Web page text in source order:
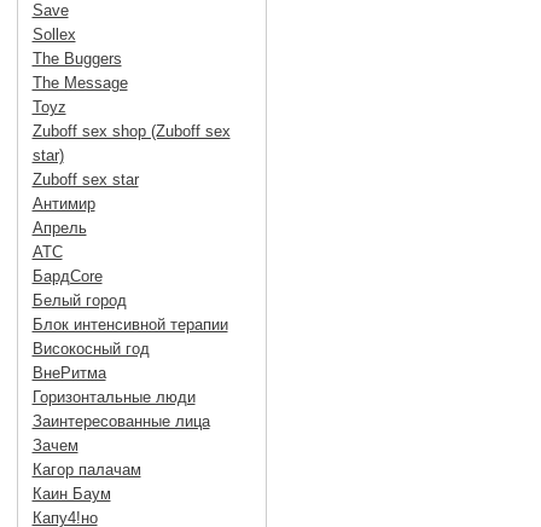
Save
Sollex
The Buggers
The Message
Toyz
Zuboff sex shop (Zuboff sex
star)
Zuboff sex star
Антимир
Апрель
АТС
БардCore
Белый город
Блок интенсивной терапии
Високосный год
ВнеРитма
Горизонтальные люди
Заинтересованные лица
Зачем
Кагор палачам
Каин Баум
Капу4!но